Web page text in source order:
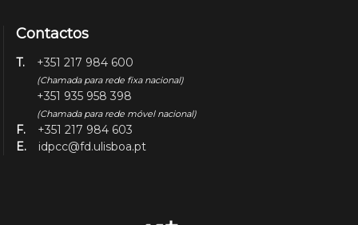
Contactos
T. +351 217 984 600
(Chamada para rede fixa nacional)
+351 935 958 398
(Chamada para rede móvel nacional)
F.
+351 217 984 603
E.
idpcc@fd.ulisboa.pt